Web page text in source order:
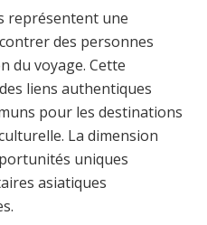
représentent une
des personnes
du voyage. Cette
liens authentiques
pour les destinations
La dimension
uniques
asiatiques